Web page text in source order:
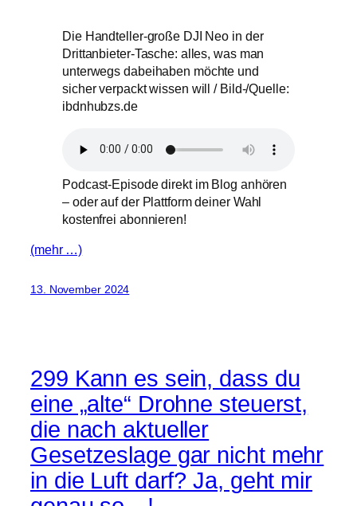
Die Handteller-große DJI Neo in der
Drittanbieter-Tasche: alles, was man
unterwegs dabeihaben möchte und
sicher verpackt wissen will / Bild-/Quelle:
ibdnhubzs.de
Podcast-Episode direkt im Blog anhören
– oder auf der Plattform deiner Wahl
kostenfrei abonnieren!
(mehr …)
13. November 2024
299 Kann es sein, dass du
eine „alte“ Drohne steuerst,
die nach aktueller
Gesetzeslage gar nicht mehr
in die Luft darf? Ja, geht mir